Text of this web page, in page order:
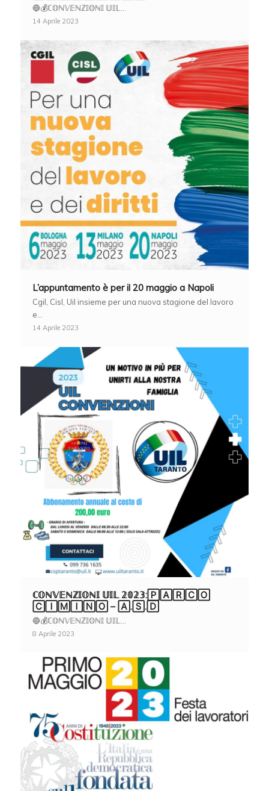
🔵💰ℂ𝕆ℕ𝕍𝔼ℕℤ𝕀𝕆ℕ𝕀 𝕌𝕀𝕃…
14 Aprile 2023
L’appuntamento è per il 20 maggio a Napoli
Cgil, Cisl, Uil insieme per una nuova stagione del lavoro
e…
14 Aprile 2023
ℂ𝕆ℕ𝕍𝔼ℕℤ𝕀𝕆ℕ𝕀 𝕌𝕀𝕃 𝟚𝟘𝟚𝟛:🄿🄰🅁🄲🄾
🄲🄸🄼🄸🄽🄾 – 🄰.🅂.🄳
🔵💰ℂ𝕆ℕ𝕍𝔼ℕℤ𝕀𝕆ℕ𝕀 𝕌𝕀𝕃…
8 Aprile 2023